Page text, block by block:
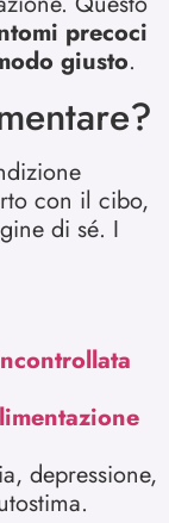
precoci
giusto.
con il cibo,
di sé. I
depressione,